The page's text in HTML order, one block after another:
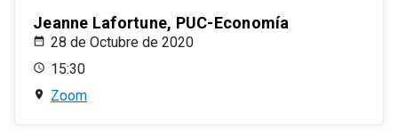
Jeanne Lafortune, PUC-Economía
28 de Octubre de 2020
15:30
Zoom